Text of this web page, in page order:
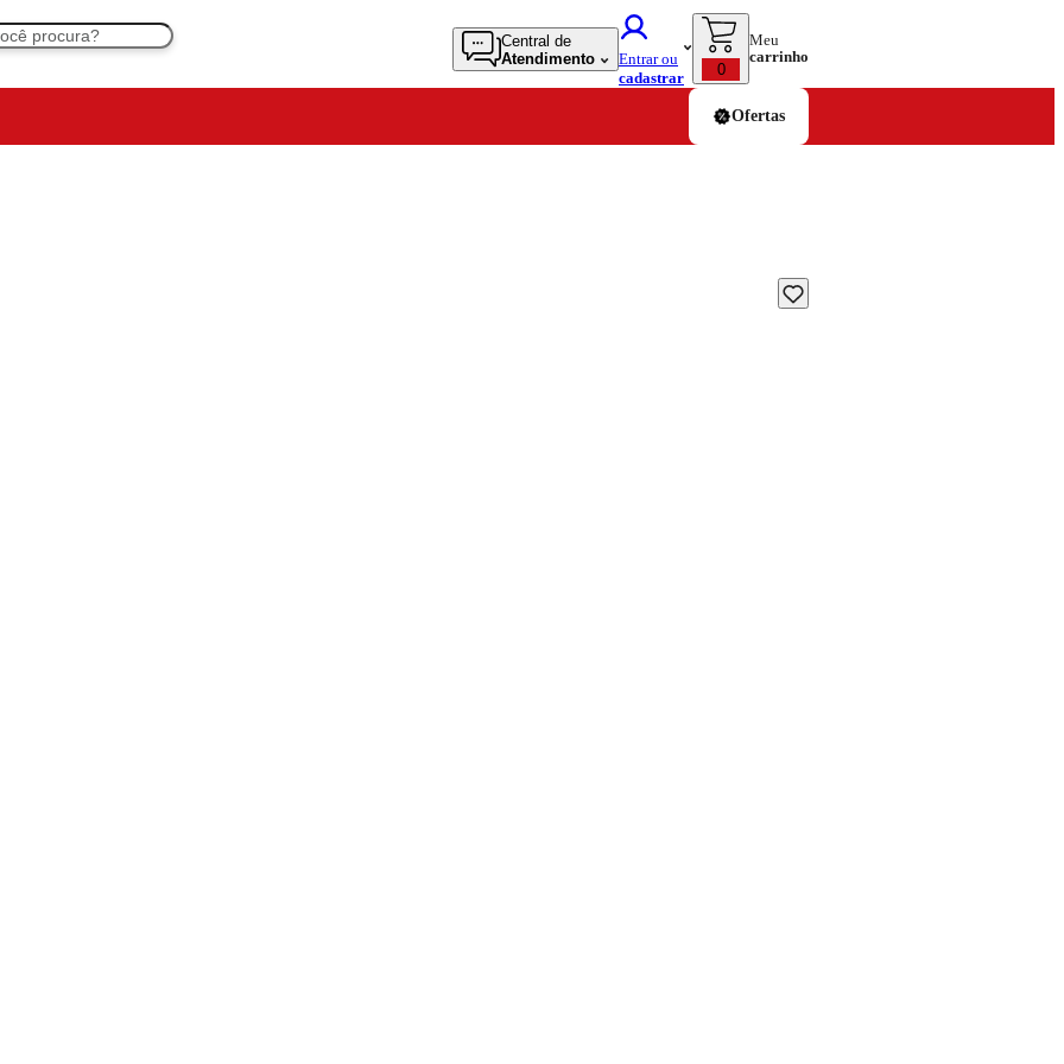
Central de
Atendimento
Entrar ou
cadastrar
0
Meu
carrinho
Ofertas